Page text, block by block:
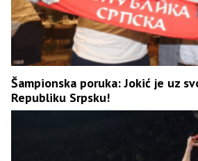
Šampionska poruka: Jokić je uz
Republiku Srpsku!